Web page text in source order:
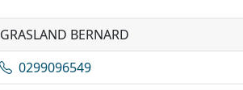
GRASLAND BERNARD
0299096549